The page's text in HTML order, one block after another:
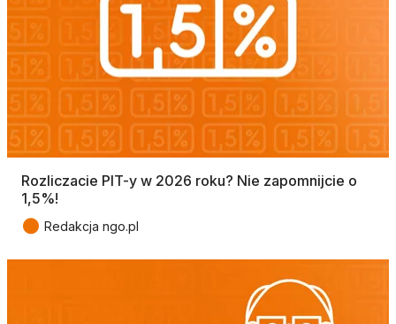
Rozliczacie PIT-y w 2026 roku? Nie zapomnijcie o
1,5%!
● Redakcja ngo.pl